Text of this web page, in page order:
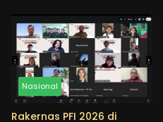
Penyalahgunaan Narkoba
Nasional
Rakernas PFI 2026 di